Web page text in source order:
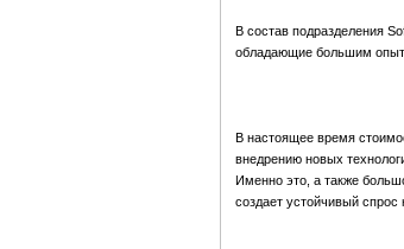
В состав подразделения
обладающие большим
В настоящее время
внедрению новых
Именно это, а также
создает устойчивый